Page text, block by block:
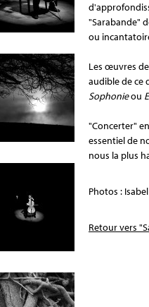
"Sarabande"
ou
Les œuvres
audible de ce
Sophonieou
"Concerter"
essentiel de
nous la plus
Photos :
Retour vers